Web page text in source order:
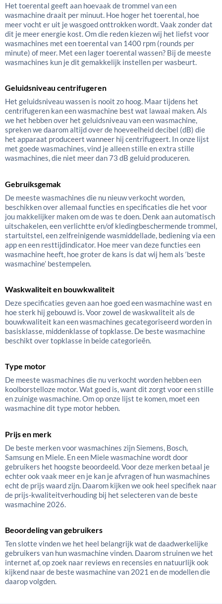
Het toerental geeft aan hoevaak de trommel van een
wasmachine draait per minuut. Hoe hoger het toerental, hoe
meer vocht er uit je wasgoed onttrokken wordt. Vaak zonder dat
dit je meer energie kost. Om die reden kiezen wij het liefst voor
wasmachines met een toerental van 1400 rpm (rounds per
minute) of meer. Met een lager toerental wassen? Bij de meeste
wasmachines kun je dit gemakkelijk instellen per wasbeurt.
Geluidsniveau centrifugeren
Het geluidsniveau wassen is nooit zo hoog. Maar tijdens het
centrifugeren kan een wasmachine best wat lawaai maken. Als
we het hebben over het geluidsniveau van een wasmachine,
spreken we daarom altijd over de hoeveelheid decibel (dB) die
het apparaat produceert wanneer hij centrifugeert. In onze lijst
met goede wasmachines, vind je alleen stille en extra stille
wasmachines, die niet meer dan 73 dB geluid produceren.
Gebruiksgemak
De meeste wasmachines die nu nieuw verkocht worden,
beschikken over allemaal functies en specificaties die het voor
jou makkelijker maken om de was te doen. Denk aan automatisch
uitschakelen, een verlichtte en/of kledingbeschermende trommel,
startuitstel, een zelfreinigende wasmiddellade, bediening via een
app en een resttijdindicator. Hoe meer van deze functies een
wasmachine heeft, hoe groter de kans is dat wij hem als ‘beste
wasmachine’ bestempelen.
Waskwaliteit en bouwkwaliteit
Deze specificaties geven aan hoe goed een wasmachine wast en
hoe sterk hij gebouwd is. Voor zowel de waskwaliteit als de
bouwkwaliteit kan een wasmachines gecategoriseerd worden in
basisklasse, middenklasse of topklasse. De beste wasmachine
beschikt over topklasse in beide categorieën.
Type motor
De meeste wasmachines die nu verkocht worden hebben een
koolborstelloze motor. Wat goed is, want dit zorgt voor een stille
en zuinige wasmachine. Om op onze lijst te komen, moet een
wasmachine dit type motor hebben.
Prijs en merk
De beste merken voor wasmachines zijn Siemens, Bosch,
Samsung en Miele. En een Miele wasmachine wordt door
gebruikers het hoogste beoordeeld. Voor deze merken betaal je
echter ook vaak meer en je kan je afvragen of hun wasmachines
echt de prijs waard zijn. Daarom kijken we ook heel specifiek naar
de prijs-kwaliteitverhouding bij het selecteren van de beste
wasmachine 2026.
Beoordeling van gebruikers
Ten slotte vinden we het heel belangrijk wat de daadwerkelijke
gebruikers van hun wasmachine vinden. Daarom struinen we het
internet af, op zoek naar reviews en recensies en natuurlijk ook
kijkend naar de beste wasmachine van 2021 en de modellen die
daarop volgden.